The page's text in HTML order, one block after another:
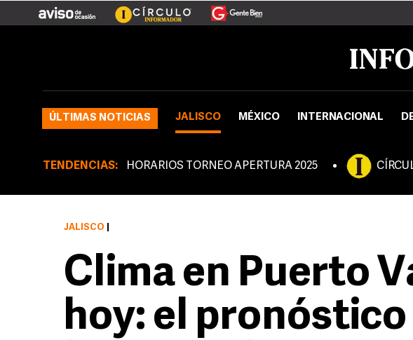
ÚLTIMAS NOTICIAS JALISCO MÉXICO INTERNACIONAL
TENDENCIAS: HORARIOS TORNEO APERTURA 2025
JALISCO
Clima en Puerto
hoy: el pronóstico